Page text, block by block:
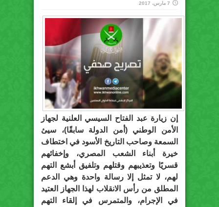
7 مارس، 2017
إن زيارة عبد الفتاح السيسي العلنية لجهاز
الأمن الوطني (أمن الدولة سابقًا)، سيئ
السمعة وصاحب التاريخ الأسود في اختطاف
خيرة أبناء الشعب المصري، وإخفائهم
قسريًا وتعذيبهم وقتلهم وتلفيق أبشع التهم
لهم، لا تمثل إلا رسالة واحدة وهي الدعم
المطلق من رأس الانقلاب لهذا الجهاز العتيد
في الإجرام، والمتمرس في إلقاء التهم